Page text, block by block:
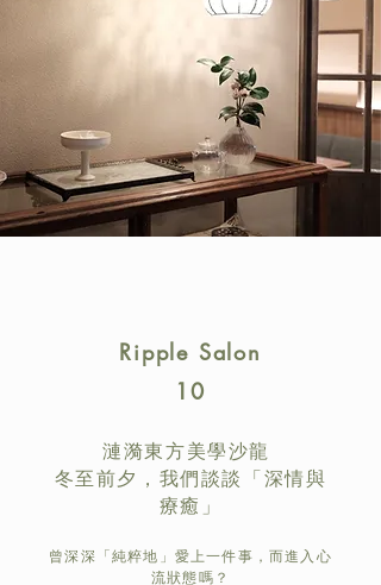
Ripple Salon
10
漣漪東方美學沙龍
冬至前夕，我們談談「深情與
療癒」
曾深深「純粹地」愛上一件事，而進入心
流狀態嗎？